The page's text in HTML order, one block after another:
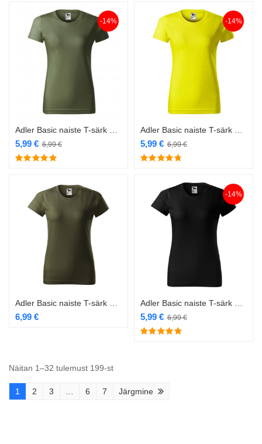
-14%
6,99€
5,99 €
-14%
6,99€
5,99 €
6,99 €
-14%
6,99€
5,99 €
Näitan 1–32 tulemust 199-st
1 2 3 6 7 Järgmine